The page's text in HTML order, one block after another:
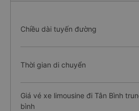
Chiều dài tuyến đường
Thời gian di chuyển
Giá vé xe limousine đi Tân Bình
bình